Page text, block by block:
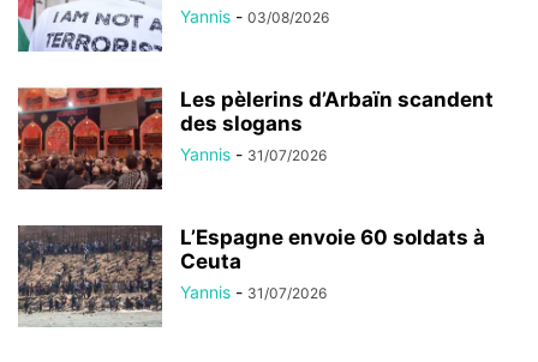
Yannis - 03/08/2026
Les pèlerins d’Arbaïn scandent
des slogans
Yannis - 31/07/2026
L’Espagne envoie 60 soldats à
Ceuta
Yannis - 31/07/2026